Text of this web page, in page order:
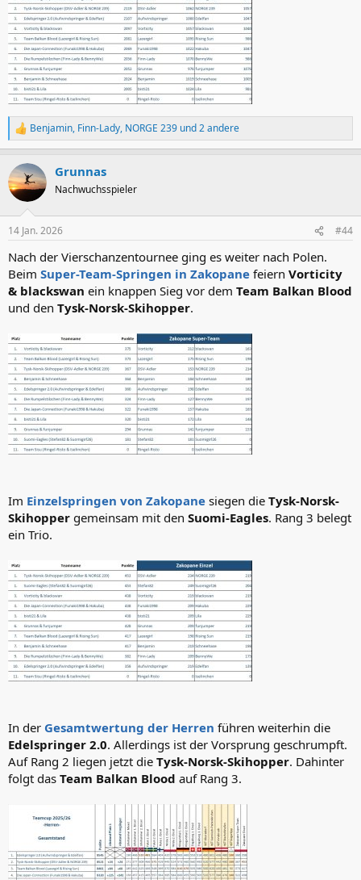
R
e
k
t
i
e
:
Benjamin, Finn-Lady, NORGE 239 und 2 andere
Grunnas
Nachwuchsspieler
14 Jan. 2026 #44
Nach der Vierschanzentournee ging es weiter nach Polen.
Beim Super-Team-Springen in Zakopane feiern Vorticity
& blackswan ein knappen Sieg vor dem Team Balkan Blood
und den Tysk-Norsk-Skihopper.
Im Einzelspringen von Zakopane siegen die Tysk-Norsk-
Skihopper gemeinsam mit den Suomi-Eagles. Rang 3 belegt
ein Trio.
In der Gesamtwertung der Herren führen weiterhin die
Edelspringer 2.0. Allerdings ist der Vorsprung geschrumpft.
Auf Rang 2 liegen jetzt die Tysk-Norsk-Skihopper. Dahinter
folgt das Team Balkan Blood auf Rang 3.